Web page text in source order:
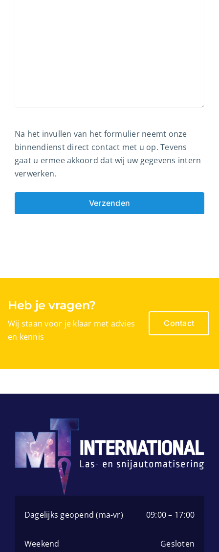
Na het invullen van het formulier neemt onze
binnendienst direct contact met u op. Tevens
gaat u ermee akkoord dat wij uw gegevens intern
verwerken.
Heb je vragen?
Wij staan voor je klaar met advies
en kennis
Contact
Dagelijks geopend (ma-vr) 09:00 – 17:00
Weekend Gesloten